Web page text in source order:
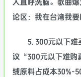
人直呼洗脑。歌曲
论区：我在台湾我要
5. 300元以下难
议“300元以下难购
绒原料占成本30%-